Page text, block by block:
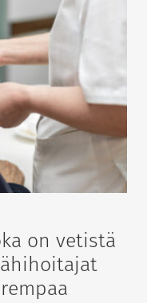
on vetistä